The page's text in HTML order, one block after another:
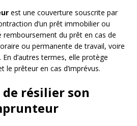
est une couverture souscrite par
d’un prêt immobilier ou
remboursement du prêt en cas de
ou permanente de travail, voire
d’autres termes, elle protège
le prêteur en cas d’imprévus.
résilier son